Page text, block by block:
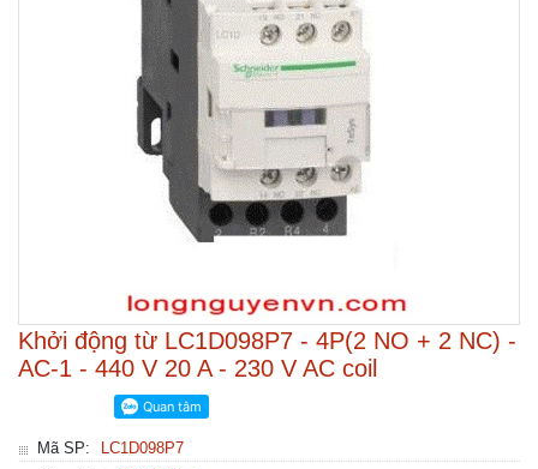
Khởi động từ LC1D098P7 - 4P(2 NO + 2 NC) -
AC-1 - 440 V 20 A - 230 V AC coil
Mã SP:
LC1D098P7